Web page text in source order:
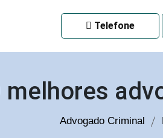
Telefone
melhores
Advogado Criminal